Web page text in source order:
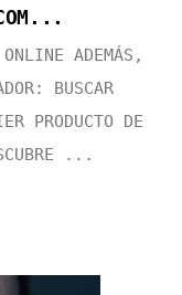
ADEMÁS,
BUSCAR
PRODUCTO DE
...